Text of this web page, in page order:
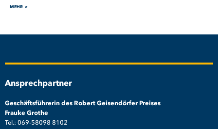
MEHR
Ansprechpartner
Geschäftsführerin des Robert Geisendörfer Preises
Frauke Grothe
Tel.: 069-58098 8102